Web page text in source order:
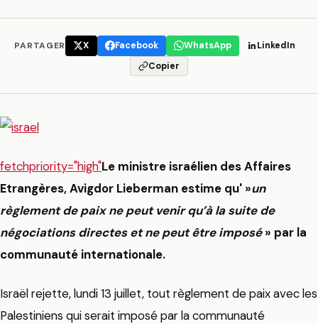
PARTAGER X Facebook WhatsApp
LinkedIn
Copier
fetchpriority="high"Le ministre israélien des Affaires
Etrangères, Avigdor Lieberman estime qu' »un
règlement de paix ne peut venir qu’à la suite de
négociations directes et ne peut être imposé» par la
communauté internationale.
Israël rejette, lundi 13 juillet, tout règlement de paix avec les
Palestiniens qui serait imposé par la communauté